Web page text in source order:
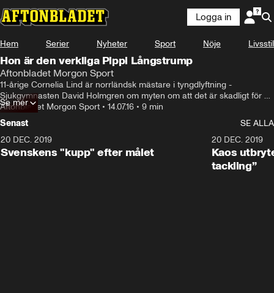
Logga in
Hem Serier Nyheter Sport Nöje Livsstil
Hon är den verkliga Pippi Långstrump
Aftonbladet Morgon Sport
11-årige Cornelia Lind är norrländsk mästare i tyngdlyftning -
Sjukgymnasten David Holmgren om myten om att det är skadligt för
barn att styrketräna
Aftonbladet Morgon Sport • 14.07.16 • 9 min
Se mer
Senast
SE ALLA
20 DEC. 2019
Svenskens "kupp" efter målet
20 DEC. 2019
Kaos
tackling”